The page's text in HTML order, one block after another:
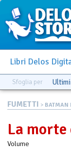
Libri Delos
Sfoglia per
FUMETTI > BATMAN
La morte
Volume